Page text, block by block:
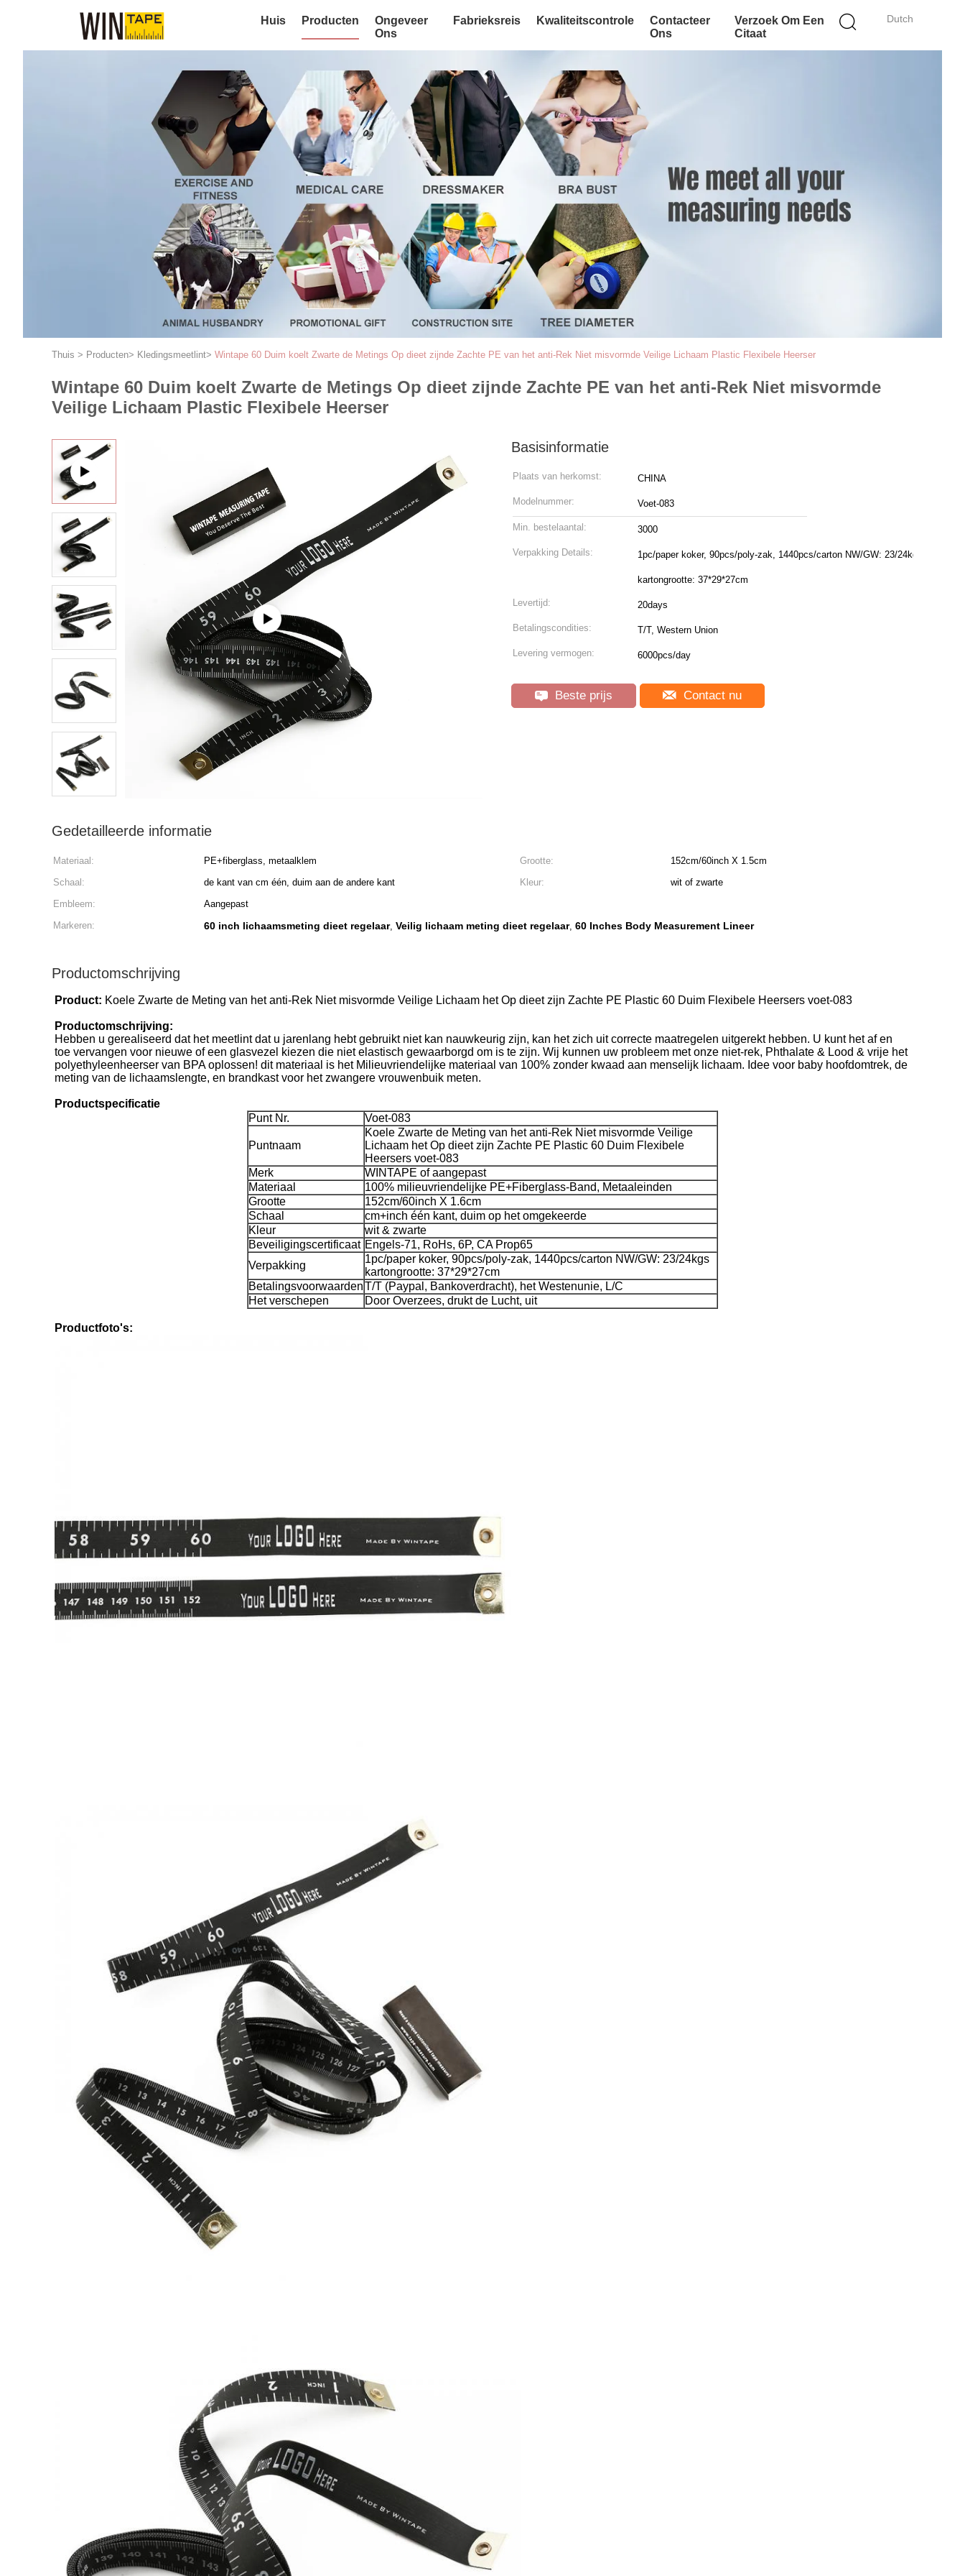
Dutch
Huis Producten
Ongeveer
Ons
Fabrieksreis Kwaliteitscontrole
Contacteer
Ons
Verzoek Om Een
Citaat
Thuis > Producten> Kledingsmeetlint> Wintape 60 Duim koelt Zwarte de Metings Op dieet zijnde Zachte PE van het anti-Rek Niet misvormde Veilige Lichaam Plastic Flexibele Heerser
Wintape 60 Duim koelt Zwarte de Metings Op dieet zijnde Zachte PE van het anti-Rek Niet misvormde
Veilige Lichaam Plastic Flexibele Heerser
Basisinformatie
Plaats van herkomst: CHINA
Modelnummer: Voet-083
Min. bestelaantal: 3000
Verpakking Details: 1pc/paper koker, 90pcs/poly-zak, 1440pcs/carton NW/GW: 23/24kgs
kartongrootte: 37*29*27cm
Levertijd: 20days
Betalingscondities: T/T, Western Union
Levering vermogen: 6000pcs/day
Beste prijs Contact nu
Gedetailleerde informatie
Materiaal: PE+fiberglass, metaalklem Grootte:
152cm/60inch X 1.5cm
Schaal:
de kant van cm één, duim aan de andere kant Kleur:
wit of zwarte
Embleem:
Aangepast
Markeren:
60 inch lichaamsmeting dieet regelaar, Veilig lichaam meting dieet regelaar, 60 Inches Body Measurement Lineer
Productomschrijving
Product: Koele Zwarte de Meting van het anti-Rek Niet misvormde Veilige Lichaam het Op dieet zijn Zachte PE Plastic 60 Duim Flexibele Heersers voet-083
Productomschrijving:
Hebben u gerealiseerd dat het meetlint dat u jarenlang hebt gebruikt niet kan nauwkeurig zijn, kan het zich uit correcte maatregelen uitgerekt hebben. U kunt het af en
toe vervangen voor nieuwe of een glasvezel kiezen die niet elastisch gewaarborgd om is te zijn. Wij kunnen uw probleem met onze niet-rek, Phthalate & Lood & vrije het
polyethyleenheerser van BPA oplossen! dit materiaal is het Milieuvriendelijke materiaal van 100% zonder kwaad aan menselijk lichaam. Idee voor baby hoofdomtrek, de
meting van de lichaamslengte, en brandkast voor het zwangere vrouwenbuik meten.
Productspecificatie
Punt Nr.
Voet-083
Puntnaam
Koele Zwarte de Meting van het anti-Rek Niet misvormde Veilige
Lichaam het Op dieet zijn Zachte PE Plastic 60 Duim Flexibele
Heersers voet-083
Merk
WINTAPE of aangepast
Materiaal
100% milieuvriendelijke PE+Fiberglass-Band, Metaaleinden
Grootte
152cm/60inch X 1.6cm
Schaal
cm+inch één kant, duim op het omgekeerde
Kleur
wit & zwarte
Beveiligingscertificaat Engels-71, RoHs, 6P, CA Prop65
Verpakking
1pc/paper koker, 90pcs/poly-zak, 1440pcs/carton NW/GW: 23/24kgs
kartongrootte: 37*29*27cm
BetalingsvoorwaardenT/T (Paypal, Bankoverdracht), het Westenunie, L/C
Het verschepen
Door Overzees, drukt de Lucht, uit
Productfoto's: